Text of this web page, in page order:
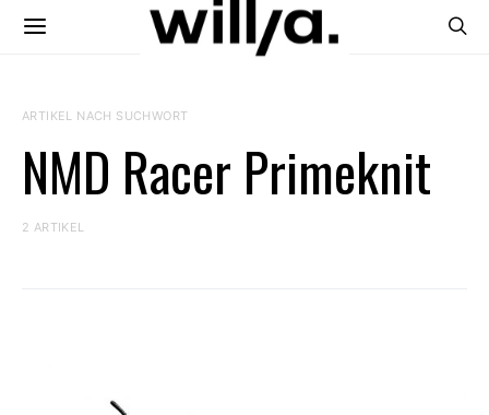
ARTIKEL NACH SUCHWORT
NMD Racer Primeknit
2 ARTIKEL